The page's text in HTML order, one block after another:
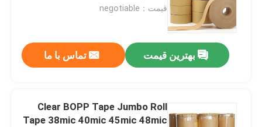
صفحه اصلی
قیمت：negotiable
بهترین قیمت تماس با ما
Clear BOPP Tape Jumbo Roll
Tape 38mic 40mic 45mic 48mic